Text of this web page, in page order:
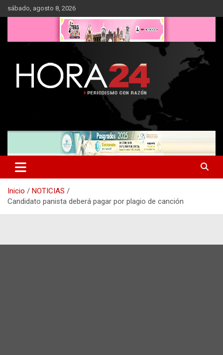
Saltar
al
sábado, agosto 8, 2026
Inicio
NOTICIAS
Candidato panista deberá pagar por plagio de canción